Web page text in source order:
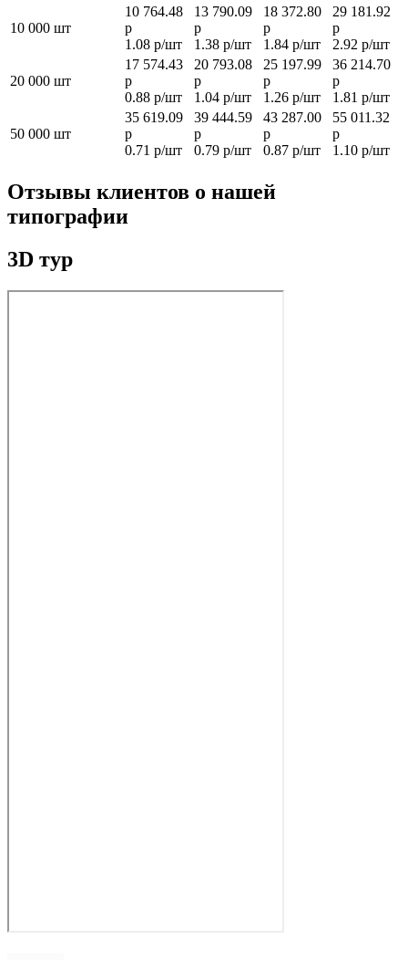
10 000 шт
10 764.48
р
1.08 р/шт
13 790.09
р
1.38 р/шт
18 372.80
р
1.84 р/шт
29 181.92
р
2.92 р/шт
20 000 шт
17 574.43
р
0.88 р/шт
20 793.08
р
1.04 р/шт
25 197.99
р
1.26 р/шт
36 214.70
р
1.81 р/шт
50 000 шт
35 619.09
р
0.71 р/шт
39 444.59
р
0.79 р/шт
43 287.00
р
0.87 р/шт
55 011.32
р
1.10 р/шт
Отзывы клиентов о нашей
типографии
3D тур